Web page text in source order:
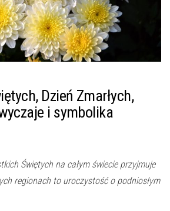
Dzień Zmarłych,
i symbolika
Świętych na całym świecie przyjmuje
regionach to uroczystość o podniosłym